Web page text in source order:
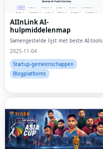
AIInLink AI-
hulpmiddelenmap
Samengestelde lijst met beste AI-tools
2025-11-04
Startup-gemeenschappen
Blogplatforms